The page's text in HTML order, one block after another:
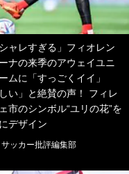
シャレすぎる」フィオレン
ナの来季のアウェイユニ
ムに「すっごくイイ」
しい」と絶賛の声！ フィレ
市のシンボル“ユリの花”を
デザイン
サッカー批評編集部